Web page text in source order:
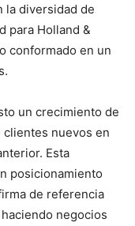
la diversidad de
para Holland &
conformado en un
un crecimiento de
clientes nuevos en
Esta
posicionamiento
de referencia
negocios